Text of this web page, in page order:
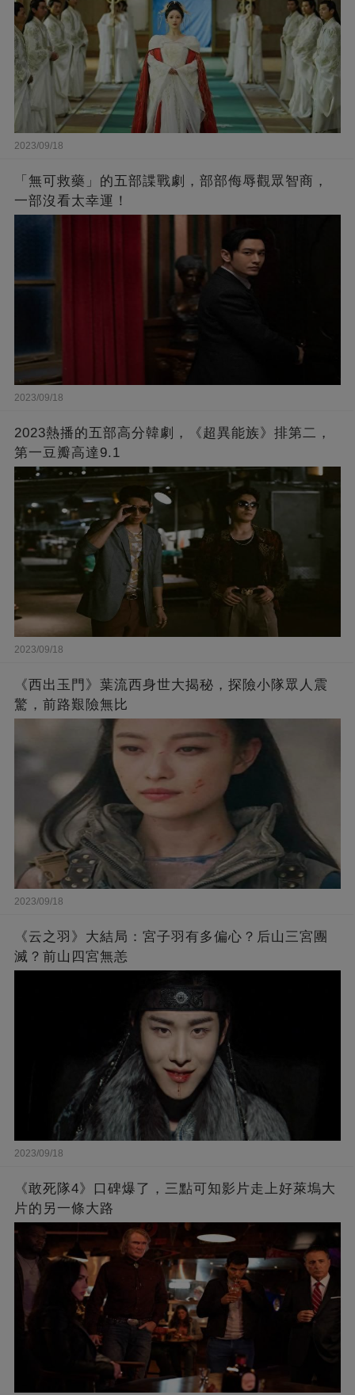
2023/09/18
「無可救藥」的五部諜戰劇，部部侮辱觀眾智商，
一部沒看太幸運！
2023/09/18
2023熱播的五部高分韓劇，《超異能族》排第二，
第一豆瓣高達9.1
2023/09/18
《西出玉門》葉流西身世大揭秘，探險小隊眾人震
驚，前路艱險無比
2023/09/18
《云之羽》大結局：宮子羽有多偏心？后山三宮團
滅？前山四宮無恙
2023/09/18
《敢死隊4》口碑爆了，三點可知影片走上好萊塢大
片的另一條大路